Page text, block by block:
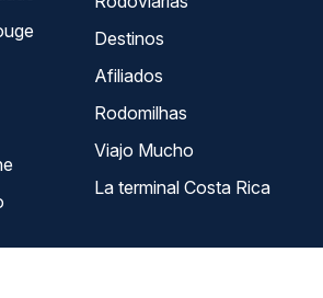
Destinos
Afiliados
Rodomilhas
Viajo Mucho
La terminal Costa Rica